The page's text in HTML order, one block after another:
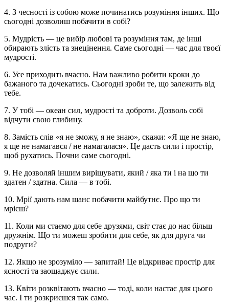
4. З чесності із собою може починатись розуміння інших. Що
сьогодні дозволиш побачити в собі?
5. Мудрість — це вибір любові та розуміння там, де інші
обирають злість та знецінення. Саме сьогодні — час для твоєї
мудрості.
6. Усе приходить вчасно. Нам важливо робити кроки до
бажаного та дочекатись. Сьогодні зроби те, що залежить від
тебе.
7. У тобі — океан сил, мудрості та доброти. Дозволь собі
відчути свою глибину.
8. Замість слів «я не зможу, я не знаю», скажи: «Я ще не знаю,
я ще не намагався / не намагалася». Це дасть сили і простір,
щоб рухатись. Почни саме сьогодні.
9. Не дозволяй іншим вирішувати, який / яка ти і на що ти
здатен / здатна. Сила — в тобі.
10. Мрії дають нам шанс побачити майбутнє. Про що ти
мрієш?
11. Коли ми стаємо для себе друзями, світ стає до нас більш
дружнім. Що ти можеш зробити для себе, як для друга чи
подруги?
12. Якщо не зрозуміло — запитай! Це відкриває простір для
ясності та заощаджує сили.
13. Квіти розквітають вчасно — тоді, коли настає для цього
час. І ти розкриєшся так само.